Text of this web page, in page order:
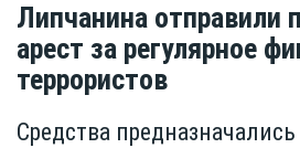
Липчанина отправили
арест за регулярное
террористов
Средства